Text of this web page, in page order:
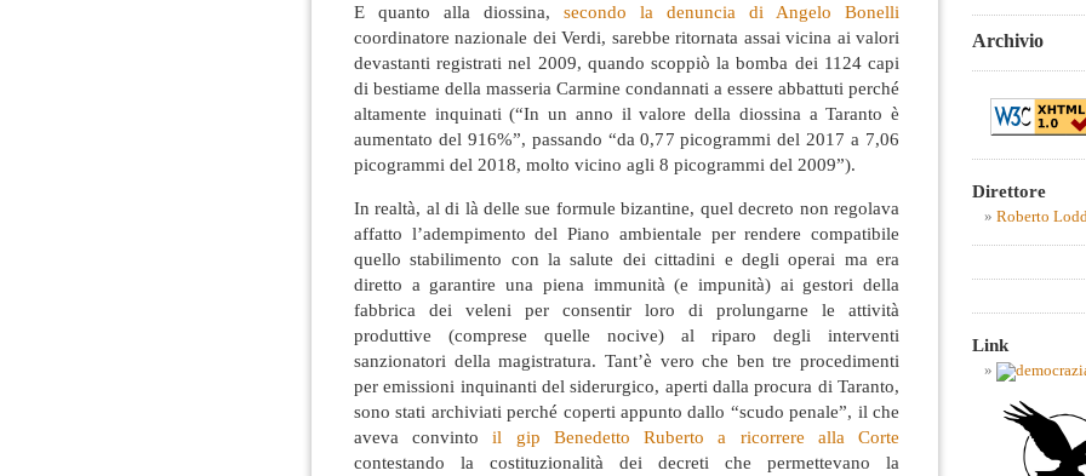
E quanto alla diossina, secondo la denuncia di Angelo Bonelli
coordinatore nazionale dei Verdi, sarebbe ritornata assai vicina ai valori
devastanti registrati nel 2009, quando scoppiò la bomba dei 1124 capi
di bestiame della masseria Carmine condannati a essere abbattuti perché
altamente inquinati (“In un anno il valore della diossina a Taranto è
aumentato del 916%”, passando “da 0,77 picogrammi del 2017 a 7,06
picogrammi del 2018, molto vicino agli 8 picogrammi del 2009”).
In realtà, al di là delle sue formule bizantine, quel decreto non regolava
affatto l’adempimento del Piano ambientale per rendere compatibile
quello stabilimento con la salute dei cittadini e degli operai ma era
diretto a garantire una piena immunità (e impunità) ai gestori della
fabbrica dei veleni per consentir loro di prolungarne le attività
produttive (comprese quelle nocive) al riparo degli interventi
sanzionatori della magistratura. Tant’è vero che ben tre procedimenti
per emissioni inquinanti del siderurgico, aperti dalla procura di Taranto,
sono stati archiviati perché coperti appunto dallo “scudo penale”, il che
aveva convinto il gip Benedetto Ruberto a ricorrere alla Corte
contestando la costituzionalità dei decreti che permettevano la
Archivio
Direttore
Roberto
Link